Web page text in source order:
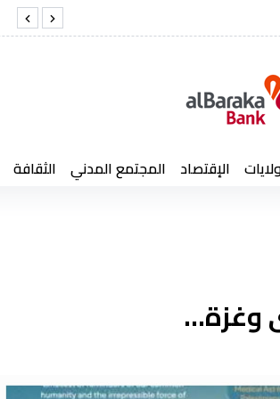
الإقتصاد المجتمع المدني الثقافة